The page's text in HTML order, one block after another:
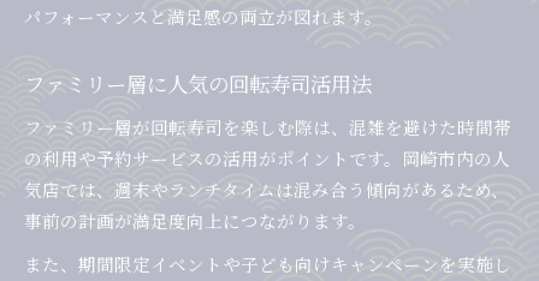
パフォーマンスと満足感の両立が図れます。
ファミリー層に人気の回転寿司活用法
ファミリー層が回転寿司を楽しむ際は、混雑を避けた時間帯
の利用や予約サービスの活用がポイントです。岡崎市内の人
気店では、週末やランチタイムは混み合う傾向があるため、
事前の計画が満足度向上につながります。
また、期間限定イベントや子ども向けキャンペーンを実施し